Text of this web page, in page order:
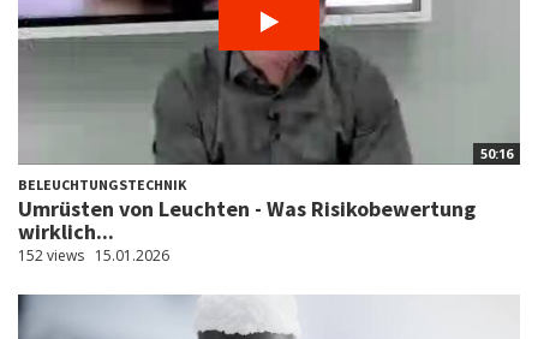
50:16
BELEUCHTUNGSTECHNIK
Umrüsten von Leuchten - Was Risikobewertung
wirklich...
152 views 15.01.2026